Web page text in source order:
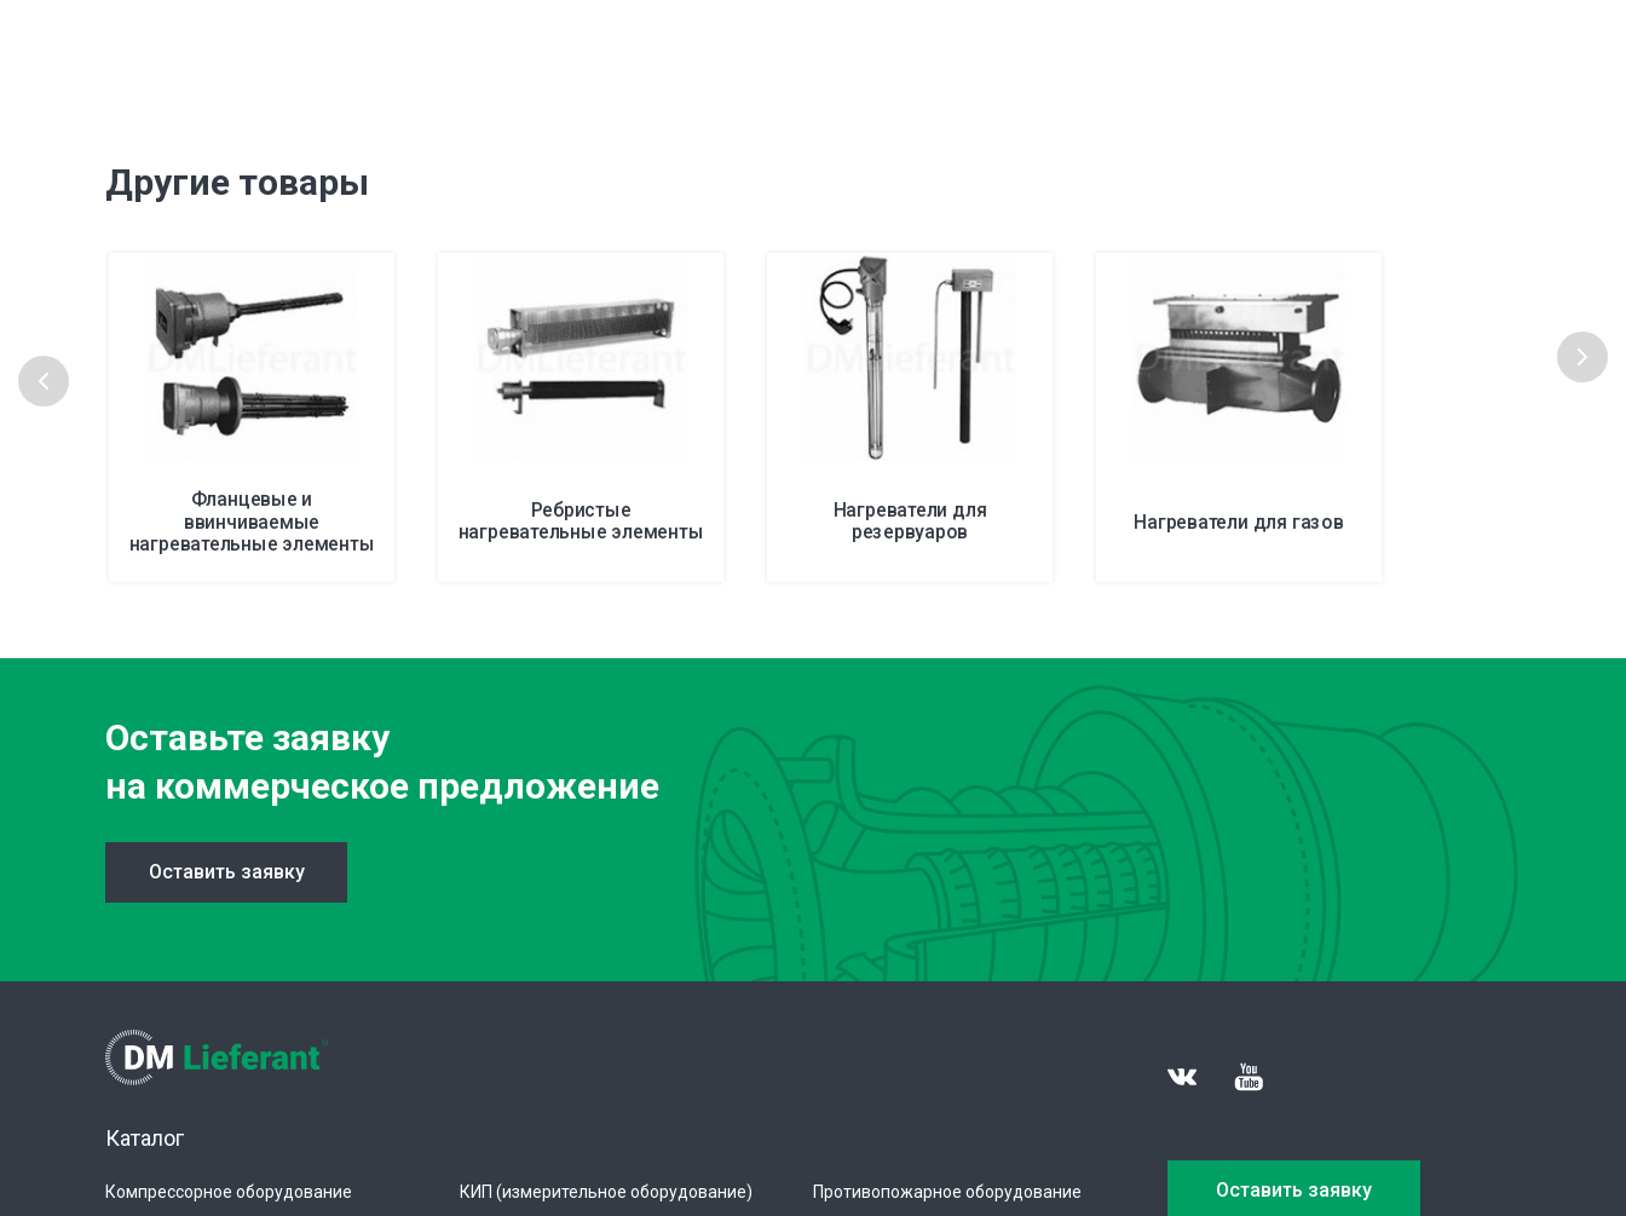
Другие товары
Фланцевые и
ввинчиваемые
нагревательные элементы
Ребристые
нагревательные элементы
Нагреватели для
резервуаров Нагреватели для газов
Оставьте заявку
на коммерческое предложение
Оставить заявку
Каталог
Компрессорное оборудование
КИП (измерительное оборудование)
Противопожарное оборудование
Оставить заявку